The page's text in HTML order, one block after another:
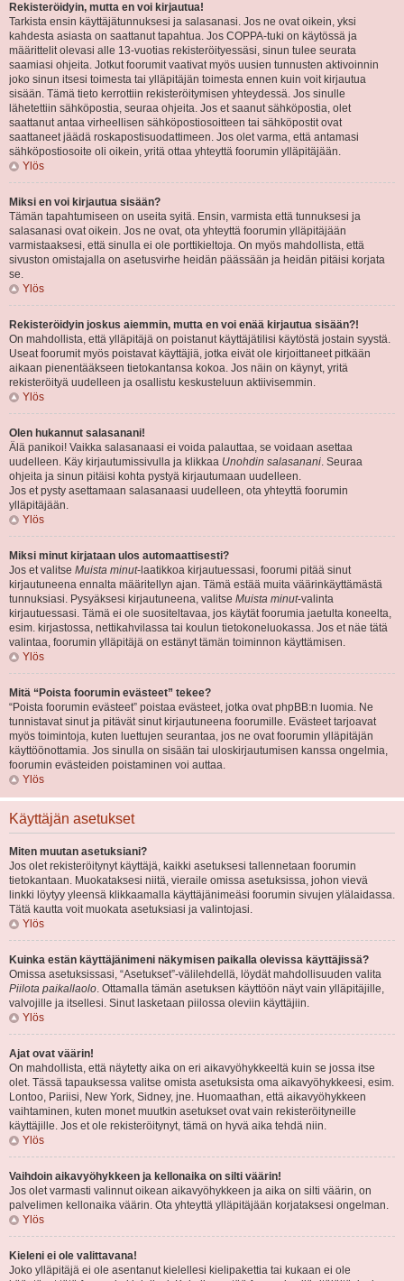
Rekisteröidyin, mutta en voi kirjautua!
Tarkista ensin käyttäjätunnuksesi ja salasanasi. Jos ne ovat oikein, yksi
kahdesta asiasta on saattanut tapahtua. Jos COPPA-tuki on käytössä ja
määrittelit olevasi alle 13-vuotias rekisteröityessäsi, sinun tulee seurata
saamiasi ohjeita. Jotkut foorumit vaativat myös uusien tunnusten aktivoinnin
joko sinun itsesi toimesta tai ylläpitäjän toimesta ennen kuin voit kirjautua
sisään. Tämä tieto kerrottiin rekisteröitymisen yhteydessä. Jos sinulle
lähetettiin sähköpostia, seuraa ohjeita. Jos et saanut sähköpostia, olet
saattanut antaa virheellisen sähköpostiosoitteen tai sähköpostit ovat
saattaneet jäädä roskapostisuodattimeen. Jos olet varma, että antamasi
sähköpostiosoite oli oikein, yritä ottaa yhteyttä foorumin ylläpitäjään.
Ylös
Miksi en voi kirjautua sisään?
Tämän tapahtumiseen on useita syitä. Ensin, varmista että tunnuksesi ja
salasanasi ovat oikein. Jos ne ovat, ota yhteyttä foorumin ylläpitäjään
varmistaaksesi, että sinulla ei ole porttikieltoja. On myös mahdollista, että
sivuston omistajalla on asetusvirhe heidän päässään ja heidän pitäisi korjata
se.
Ylös
Rekisteröidyin joskus aiemmin, mutta en voi enää kirjautua sisään?!
On mahdollista, että ylläpitäjä on poistanut käyttäjätilisi käytöstä jostain syystä.
Useat foorumit myös poistavat käyttäjiä, jotka eivät ole kirjoittaneet pitkään
aikaan pienentääkseen tietokantansa kokoa. Jos näin on käynyt, yritä
rekisteröityä uudelleen ja osallistu keskusteluun aktiivisemmin.
Ylös
Olen hukannut salasanani!
Älä panikoi! Vaikka salasanaasi ei voida palauttaa, se voidaan asettaa
uudelleen. Käy kirjautumissivulla ja klikkaa Unohdin salasanani. Seuraa
ohjeita ja sinun pitäisi kohta pystyä kirjautumaan uudelleen.
Jos et pysty asettamaan salasanaasi uudelleen, ota yhteyttä foorumin
ylläpitäjään.
Ylös
Miksi minut kirjataan ulos automaattisesti?
Jos et valitse Muista minut-laatikkoa kirjautuessasi, foorumi pitää sinut
kirjautuneena ennalta määritellyn ajan. Tämä estää muita väärinkäyttämästä
tunnuksiasi. Pysyäksesi kirjautuneena, valitse Muista minut-valinta
kirjautuessasi. Tämä ei ole suositeltavaa, jos käytät foorumia jaetulta koneelta,
esim. kirjastossa, nettikahvilassa tai koulun tietokoneluokassa. Jos et näe tätä
valintaa, foorumin ylläpitäjä on estänyt tämän toiminnon käyttämisen.
Ylös
Mitä “Poista foorumin evästeet” tekee?
“Poista foorumin evästeet” poistaa evästeet, jotka ovat phpBB:n luomia. Ne
tunnistavat sinut ja pitävät sinut kirjautuneena foorumille. Evästeet tarjoavat
myös toimintoja, kuten luettujen seurantaa, jos ne ovat foorumin ylläpitäjän
käyttöönottamia. Jos sinulla on sisään tai uloskirjautumisen kanssa ongelmia,
foorumin evästeiden poistaminen voi auttaa.
Ylös
Käyttäjän asetukset
Miten muutan asetuksiani?
Jos olet rekisteröitynyt käyttäjä, kaikki asetuksesi tallennetaan foorumin
tietokantaan. Muokataksesi niitä, vieraile omissa asetuksissa, johon vievä
linkki löytyy yleensä klikkaamalla käyttäjänimeäsi foorumin sivujen ylälaidassa.
Tätä kautta voit muokata asetuksiasi ja valintojasi.
Ylös
Kuinka estän käyttäjänimeni näkymisen paikalla olevissa käyttäjissä?
Omissa asetuksissasi, “Asetukset”-välilehdellä, löydät mahdollisuuden valita
Piilota paikallaolo. Ottamalla tämän asetuksen käyttöön näyt vain ylläpitäjille,
valvojille ja itsellesi. Sinut lasketaan piilossa oleviin käyttäjiin.
Ylös
Ajat ovat väärin!
On mahdollista, että näytetty aika on eri aikavyöhykkeeltä kuin se jossa itse
olet. Tässä tapauksessa valitse omista asetuksista oma aikavyöhykkeesi, esim.
Lontoo, Pariisi, New York, Sidney, jne. Huomaathan, että aikavyöhykkeen
vaihtaminen, kuten monet muutkin asetukset ovat vain rekisteröityneille
käyttäjille. Jos et ole rekisteröitynyt, tämä on hyvä aika tehdä niin.
Ylös
Vaihdoin aikavyöhykkeen ja kellonaika on silti väärin!
Jos olet varmasti valinnut oikean aikavyöhykkeen ja aika on silti väärin, on
palvelimen kellonaika väärin. Ota yhteyttä ylläpitäjään korjataksesi ongelman.
Ylös
Kieleni ei ole valittavana!
Joko ylläpitäjä ei ole asentanut kielellesi kielipakettia tai kukaan ei ole